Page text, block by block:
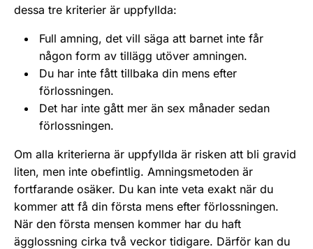
dessa tre kriterier är uppfyllda:
Full amning, det vill säga att barnet inte får
någon form av tillägg utöver amningen.
Du har inte fått tillbaka din mens efter
förlossningen.
Det har inte gått mer än sex månader sedan
förlossningen.
Om alla kriterierna är uppfyllda är risken att bli gravid
liten, men inte obefintlig. Amningsmetoden är
fortfarande osäker. Du kan inte veta exakt när du
kommer att få din första mens efter förlossningen.
När den första mensen kommer har du haft
ägglossning cirka två veckor tidigare. Därför kan du